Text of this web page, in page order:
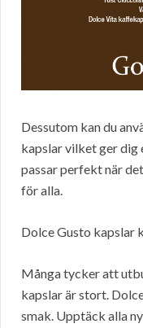
Dessutom kan du
kapslar vilket ger dig
passar perfekt när
för alla.
Dolce Gusto kapslar
Många tycker att
kapslar är stort.
smak. Upptäck alla